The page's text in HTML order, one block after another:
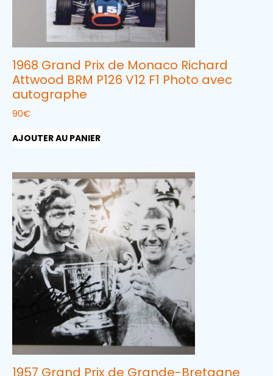
1968 Grand Prix de Monaco Richard
Attwood BRM P126 V12 F1 Photo avec
autographe
90€
AJOUTER AU PANIER
1957 Grand Prix de Grande-Bretagne